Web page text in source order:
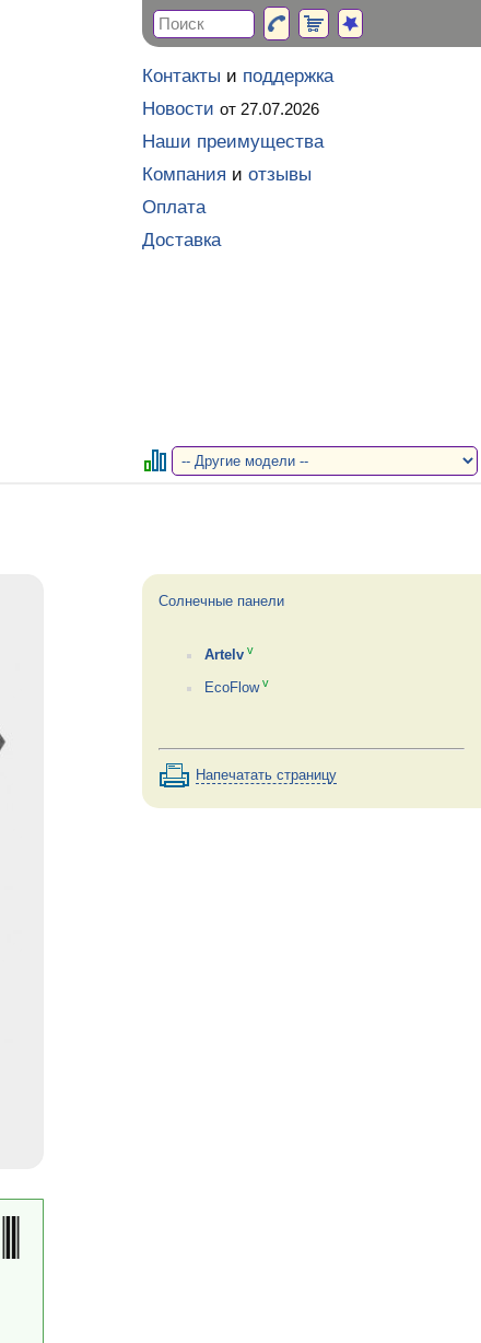
Солнечные панели
Artelv v
EcoFlow v
Напечатать страницу
Контакты и поддержка
Новости от 27.07.2026
Наши преимущества
Компания и отзывы
Оплата
Доставка